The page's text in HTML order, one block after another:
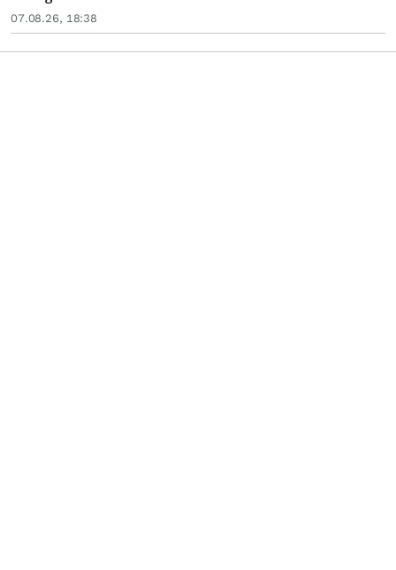
07.08.26, 18:38